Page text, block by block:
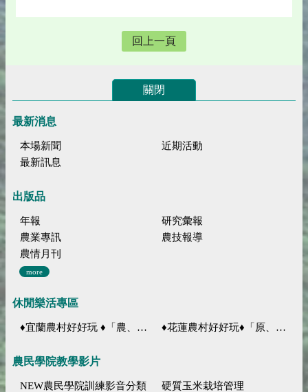
回上一頁
關閉
最新消息
本場新聞
近期活動
最新訊息
出版品
年報
研究彙報
農業專訊
農技報導
農情月刊
more
休閒樂活專區
♦宜蘭農村好好玩 ♦「農、藝、山、水」四條遊程推薦 ♦花蓮農村好好玩♦「原、生、慢、活」四條遊程推薦
農民學院教學影片
NEW農民學院訓練影音分類
硬質玉米栽培管理